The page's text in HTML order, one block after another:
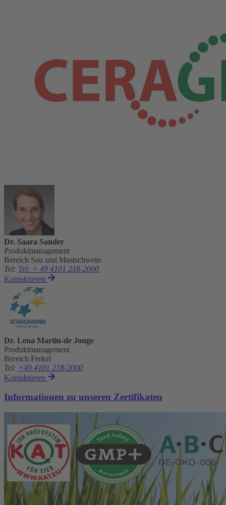
Dr. Saara Sander
Produktmanagement
Bereich Sau und Mastschwein
Tel: Tel: + 49 4101 218-2000
Kontaktieren
Dr. Lena Martin-de Jonge
Produktmanagement
Bereich Ferkel
Tel: +49 4101 218-2000
Kontaktieren
Informationen zu unseren Zertifikaten